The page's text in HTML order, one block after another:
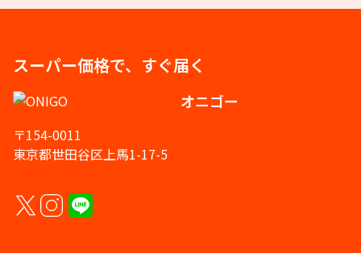
スーパー価格で、すぐ届く
オニゴー
〒154-0011
東京都世田谷区上馬1-17-5